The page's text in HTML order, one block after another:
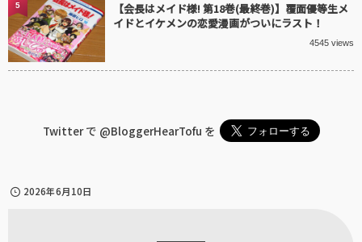
【会長はメイド様! 第18巻(最終巻)】覆面優等生メ
イドとイケメンの恋愛漫画がついにラスト！
4545 views
5
Twitter で @BloggerHearTofu を
2026年6月10日